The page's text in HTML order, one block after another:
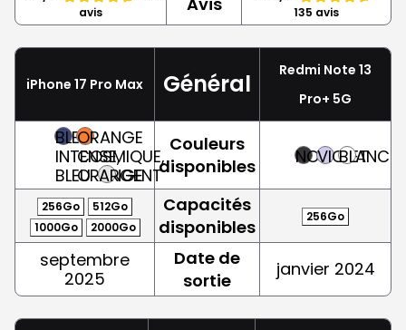
avis
135 avis
iPhone 17 Pro Max Général
Redmi Note 13
Pro+ 5G
BLEU
INTENSE,
BLEU
ORANGE
COSMIQUE,
ORANGE
ARGENT
Couleurs
disponibles
NOIRVIOLET
BLANC
256Go
512Go
1000Go
2000Go
Capacités
disponibles
256Go
septembre
2025
Date de
sortie
janvier 2024